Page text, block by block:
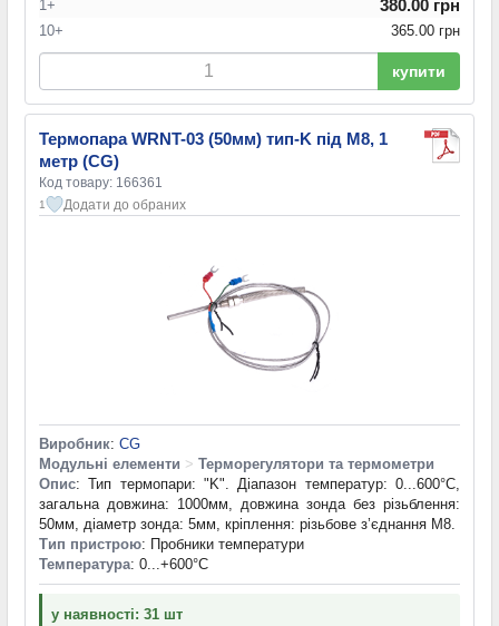
1+ 380.00 грн
10+ 365.00 грн
купити
Термопара WRNT-03 (50мм) тип-K під M8, 1
метр (CG)
Код товару: 166361
1 Додати до обраних
Виробник: CG
Модульні елементи > Терморегулятори та термометри
Опис: Тип термопари: "K". Діапазон температур: 0...600°C,
загальна довжина: 1000мм, довжина зонда без різьблення:
50мм, діаметр зонда: 5мм, кріплення: різьбове з’єднання M8.
Тип пристрою: Пробники температури
Температура: 0...+600°С
у наявності: 31 шт